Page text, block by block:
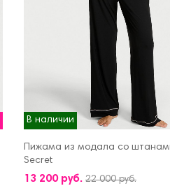
В наличии
Пижама из модала со
Secret
13 200 руб. 22 000 руб.